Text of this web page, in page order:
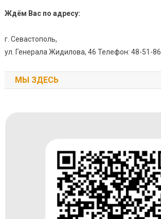
Ждём Вас по адресу:
г. Севастополь,
ул. Генерала Жидилова, 46 Телефон: 48-51-86
МЫ ЗДЕСЬ